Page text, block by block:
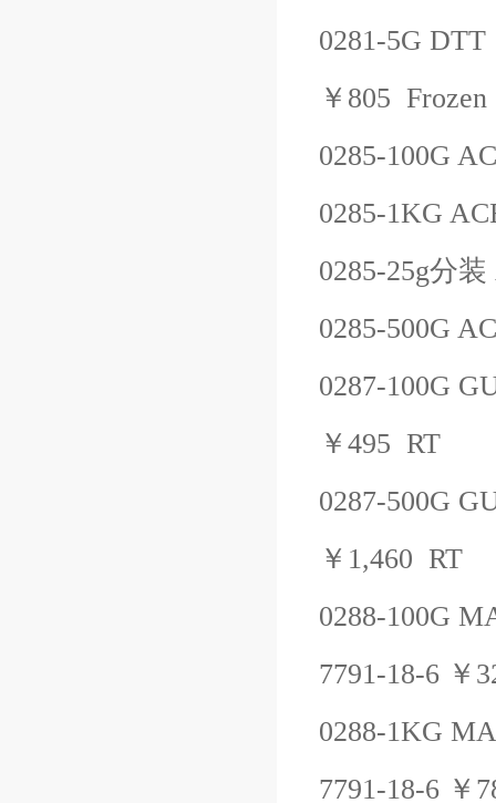
0281-5G DTT
￥ 805 Frozen
0285-100G
0285-1KG
0285-25g分装
0285-500G
0287-100G
￥ 495 RT
0287-500G
￥ 1,460 RT
0288-100G
7791-18-6 ￥
0288-1KG
7791-18-6 ￥